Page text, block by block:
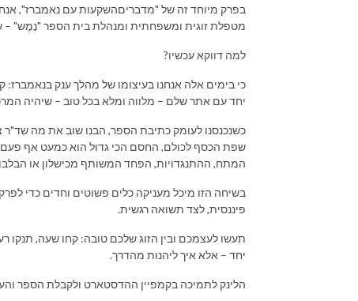
בפרק מיוחד זה של "מדבריםהשקעות עם נאמברז",
מטפלת זוגית ומשפחתית ומנהלת בית הספר "נֶמֶש"
למה דווקא עכשיו?
כי בימים אלה אנחנו בעיצומו של מהלך ענק
יחד עם אתר שלם – מלווה ומלא בכל טוב – שיהיה
כשנכנסנו לעומק כתיבת הספר, הבנו שוב את מה שד"ר
שפת הכסף לכולם, החסם הכי גדול הוא כמעט אף
המתח, ההתנגדויות, הפחד המשותף מכישלון או
בשיחה הזו מיכל מעניקה כלים פשוטים וחדים כדי
פיננסית, לצד תשואה רגשית.
תעשו לעצמכם ובין הזוג שלכם טובה: קחו שעה, תנקו
יחד – אלא איך ליהנות מהדרך.
הלינק לתמיכה בקמפיין ההדסטארט ולקבלת הספר